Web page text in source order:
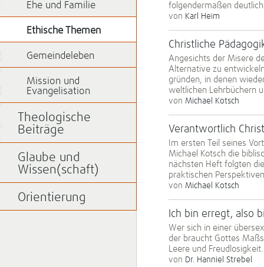
folgendermaßen
von Karl Heim
Christliche
Angesichts der Misere
Alternative zu
gründen, in denen
weltlichen Lehrbüchern
von Michael Kotsch
Verantwortlich
Im ersten Teil seines
Michael Kotsch die
nächsten Heft folgten
praktischen
von Michael Kotsch
Ich bin erregt, also
Wer sich in einer
der braucht Gottes
Leere und
von Dr. Hanniel Strebel
Ehe und Familie
Ethische Themen
Gemeindeleben
Mission und
Evangelisation
Theologische
Beiträge
Glaube und
Wissen(schaft)
Orientierung